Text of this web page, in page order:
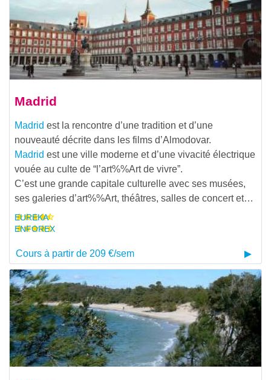
Madrid
Madrid est la rencontre d’une tradition et d’une
nouveauté décrite dans les films d’Almodovar.
Madrid est une ville moderne et d’une vivacité électrique
vouée au culte de “l’art%%Art de vivre”.
C’est une grande capitale culturelle avec ses musées,
ses galeries d’art%%Art, théâtres, salles de concert et…
EUREKA
ENFOREX
Cours à partir de 209 €/sem